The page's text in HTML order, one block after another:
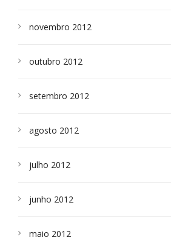
novembro 2012
outubro 2012
setembro 2012
agosto 2012
julho 2012
junho 2012
maio 2012